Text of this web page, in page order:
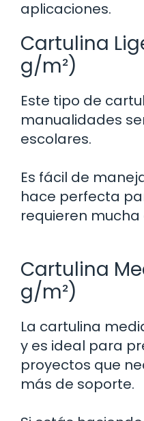
aplicaciones.
Cartulina
g/m²)
Este tipo de
manualidades
escolares.
Es fácil de
hace perfecta
requieren
Cartulina
g/m²)
La cartulina
y es ideal para
proyectos que
más de soporte.